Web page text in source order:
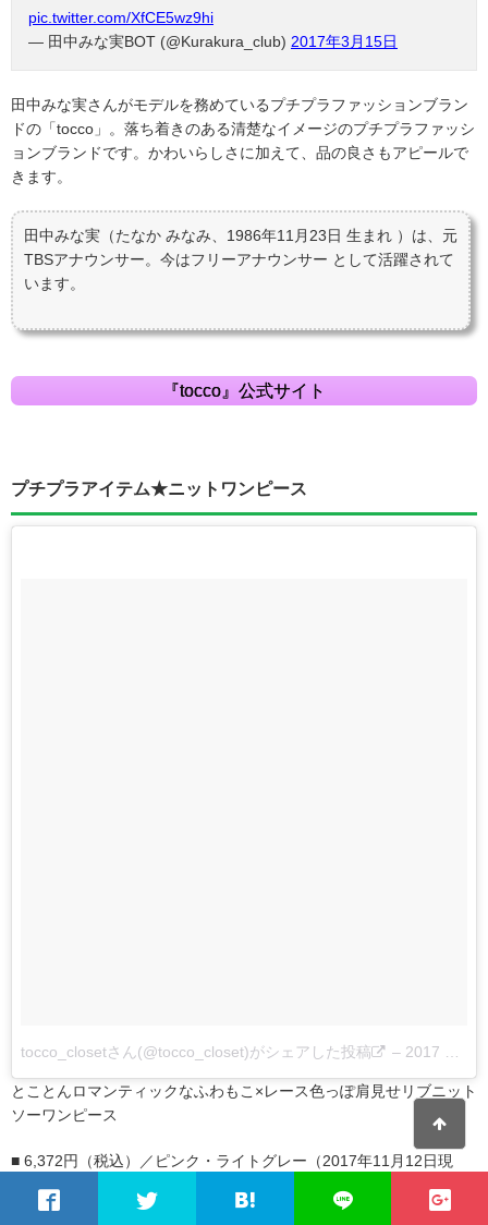
pic.twitter.com/XfCE5wz9hi
— 田中みな実BOT (@Kurakura_club) 2017年3月15日
田中みな実さんがモデルを務めているプチプラファッションブラン
ドの「tocco」。落ち着きのある清楚なイメージのプチプラファッシ
ョンブランドです。かわいらしさに加えて、品の良さもアピールで
きます。
田中みな実（たなか みなみ、1986年11月23日 生まれ ）は、元
TBSアナウンサー。今はフリーアナウンサー として活躍されて
います。
『tocco』公式サイト
プチプラアイテム★ニットワンピース
tocco_closetさん(@tocco_closet)がシェアした投稿 – 2017 11月 10 1:06午前 PST
とことんロマンティックなふわもこ×レース色っぽ肩見せリブニット
ソーワンピース
■ 6,372円（税込）／ピンク・ライトグレー（2017年11月12日現